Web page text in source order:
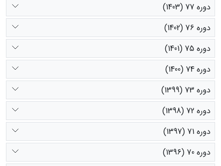
دوره 77 (1403)
دوره 76 (1402)
دوره 75 (1401)
دوره 74 (1400)
دوره 73 (1399)
دوره 72 (1398)
دوره 71 (1397)
دوره 70 (1396)